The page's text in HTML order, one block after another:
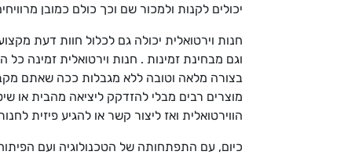
יכולים לקנות ולמכור שם וכך כולם כמובן
חנות וירטואלית יכולה גם לכלול חוות דעת
וגם מבחינת זמינות . חנות וירטואלית זמינה
בצורה מלאה וטובה ללא מגבלות ככה שאתם
מוצרים רבים מבלי להזדקק ליציאה מהבית או
הווירטואלית ואז ליצור קשר או להגיע פיזית
כיום, עם התפתחותה של הטכנולוגיה ועם